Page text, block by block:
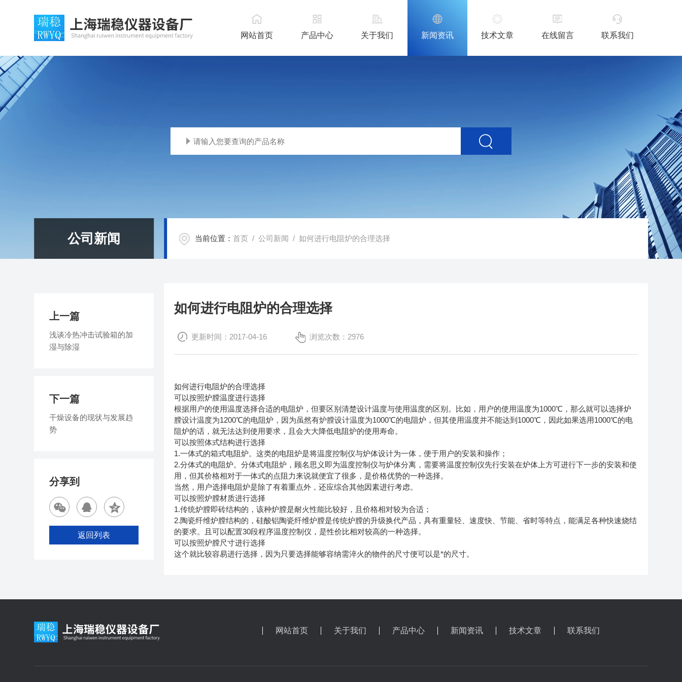
网站首页 产品中心 关于我们 新闻资讯 技术文章 在线留言 联系我们
公司新闻 当前位置：首页 /公司新闻 / 如何进行电阻炉的合理选择
如何进行电阻炉的合理选择
更新时间：2017-04-16 浏览次数：2976
如何进行电阻炉的合理选择
可以按照炉膛温度进行选择
根据用户的使用温度选择合适的电阻炉，但要区别清楚设计温度与使用温度的区别。比如，用户的使用温度为1000℃，那么就可以选择炉
膛设计温度为1200℃的电阻炉，因为虽然有炉膛设计温度为1000℃的电阻炉，但其使用温度并不能达到1000℃，因此如果选用1000℃的电
阻炉的话，就无法达到使用要求，且会大大降低电阻炉的使用寿命。
可以按照体式结构进行选择
1.一体式的箱式电阻炉。这类的电阻炉是将温度控制仪与炉体设计为一体，便于用户的安装和操作；
2.分体式的电阻炉。分体式电阻炉，顾名思义即为温度控制仪与炉体分离，需要将温度控制仪先行安装在炉体上方可进行下一步的安装和使
用，但其价格相对于一体式的点阻力来说就便宜了很多，是价格优势的一种选择。
当然，用户选择电阻炉是除了有着重点外，还应综合其他因素进行考虑。
可以按照炉膛材质进行选择
1.传统炉膛即砖结构的，该种炉膛是耐火性能比较好，且价格相对较为合适；
2.陶瓷纤维炉膛结构的，硅酸铝陶瓷纤维炉膛是传统炉膛的升级换代产品，具有重量轻、速度快、节能、省时等特点，能满足各种快速烧结
的要求。且可以配置30段程序温度控制仪，是性价比相对较高的一种选择。
可以按照炉膛尺寸进行选择
这个就比较容易进行选择，因为只要选择能够容纳需淬火的物件的尺寸便可以是*的尺寸。
上一篇
浅谈冷热冲击试验箱的加
湿与除湿
下一篇
干燥设备的现状与发展趋
势
分享到
返回列表
网站首页 关于我们 产品中心 新闻资讯 技术文章 联系我们